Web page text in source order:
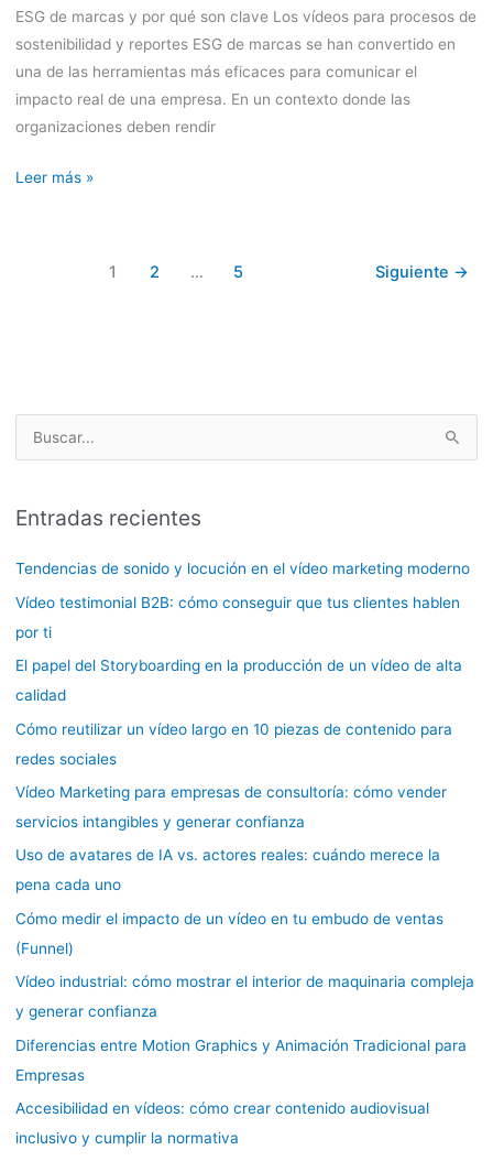
ESG de marcas y por qué son clave Los vídeos para procesos de
sostenibilidad y reportes ESG de marcas se han convertido en
una de las herramientas más eficaces para comunicar el
impacto real de una empresa. En un contexto donde las
organizaciones deben rendir
marcas:
cómo
generar
impacto
real
evitar
Leer más »
1 2 … 5 Siguiente →
c
a
Entradas recientes
Tendencias de sonido y locución en el vídeo marketing moderno
Vídeo testimonial B2B: cómo conseguir que tus clientes hablen
por ti
El papel del Storyboarding en la producción de un vídeo de alta
calidad
Cómo reutilizar un vídeo largo en 10 piezas de contenido para
redes sociales
Vídeo Marketing para empresas de consultoría: cómo vender
servicios intangibles y generar confianza
Uso de avatares de IA vs. actores reales: cuándo merece la
pena cada uno
Cómo medir el impacto de un vídeo en tu embudo de ventas
(Funnel)
Vídeo industrial: cómo mostrar el interior de maquinaria compleja
y generar confianza
Diferencias entre Motion Graphics y Animación Tradicional para
Empresas
Accesibilidad en vídeos: cómo crear contenido audiovisual
inclusivo y cumplir la normativa